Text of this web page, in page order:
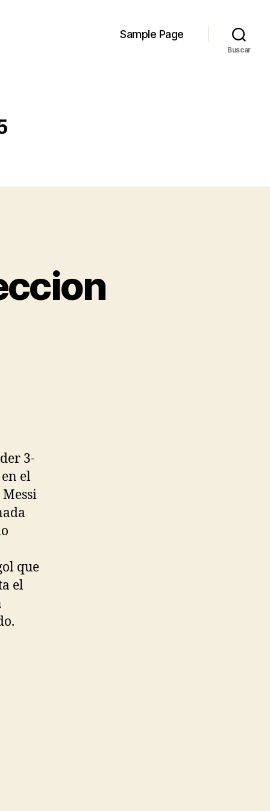
Sample Page
Buscar
3-
el
que
el